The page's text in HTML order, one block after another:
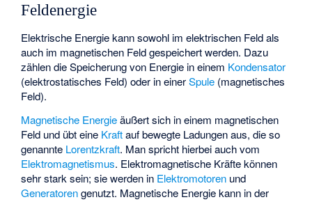
Feldenergie
Elektrische Energie kann sowohl im elektrischen Feld als
auch im magnetischen Feld gespeichert werden. Dazu
zählen die Speicherung von Energie in einem Kondensator
(elektrostatisches Feld) oder in einerSpule (magnetisches
Feld).
Magnetische Energieäußert sich in einem magnetischen
Feld und übt eine Kraftauf bewegte Ladungen aus, die so
genannte Lorentzkraft. Man spricht hierbei auch vom
Elektromagnetismus. Elektromagnetische Kräfte können
sehr stark sein; sie werden in Elektromotoren und
Generatorengenutzt. Magnetische Energie kann in der